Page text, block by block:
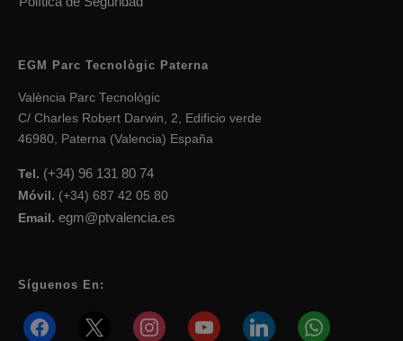
EGM Parc Tecnològic Paterna
València Parc Tecnològic
C/ Charles Robert Darwin, 2, Edificio verde
46980, Paterna (Valencia) España
Tel. (+34) 96 131 80 74
Móvil. (+34) 687 42 05 80
Email. egm@ptvalencia.es
Síguenos En:
facebook instagramyoutube linkedin whatsapp